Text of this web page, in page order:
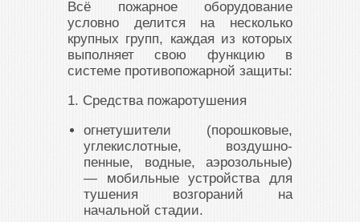
Всё пожарное оборудование
условно делится на несколько
крупных групп, каждая из которых
выполняет свою функцию в
системе противопожарной защиты:
1. Средства пожаротушения
огнетушители (порошковые,
углекислотные, воздушно-
пенные, водные, аэрозольные)
— мобильные устройства для
тушения возгораний на
начальной стадии.